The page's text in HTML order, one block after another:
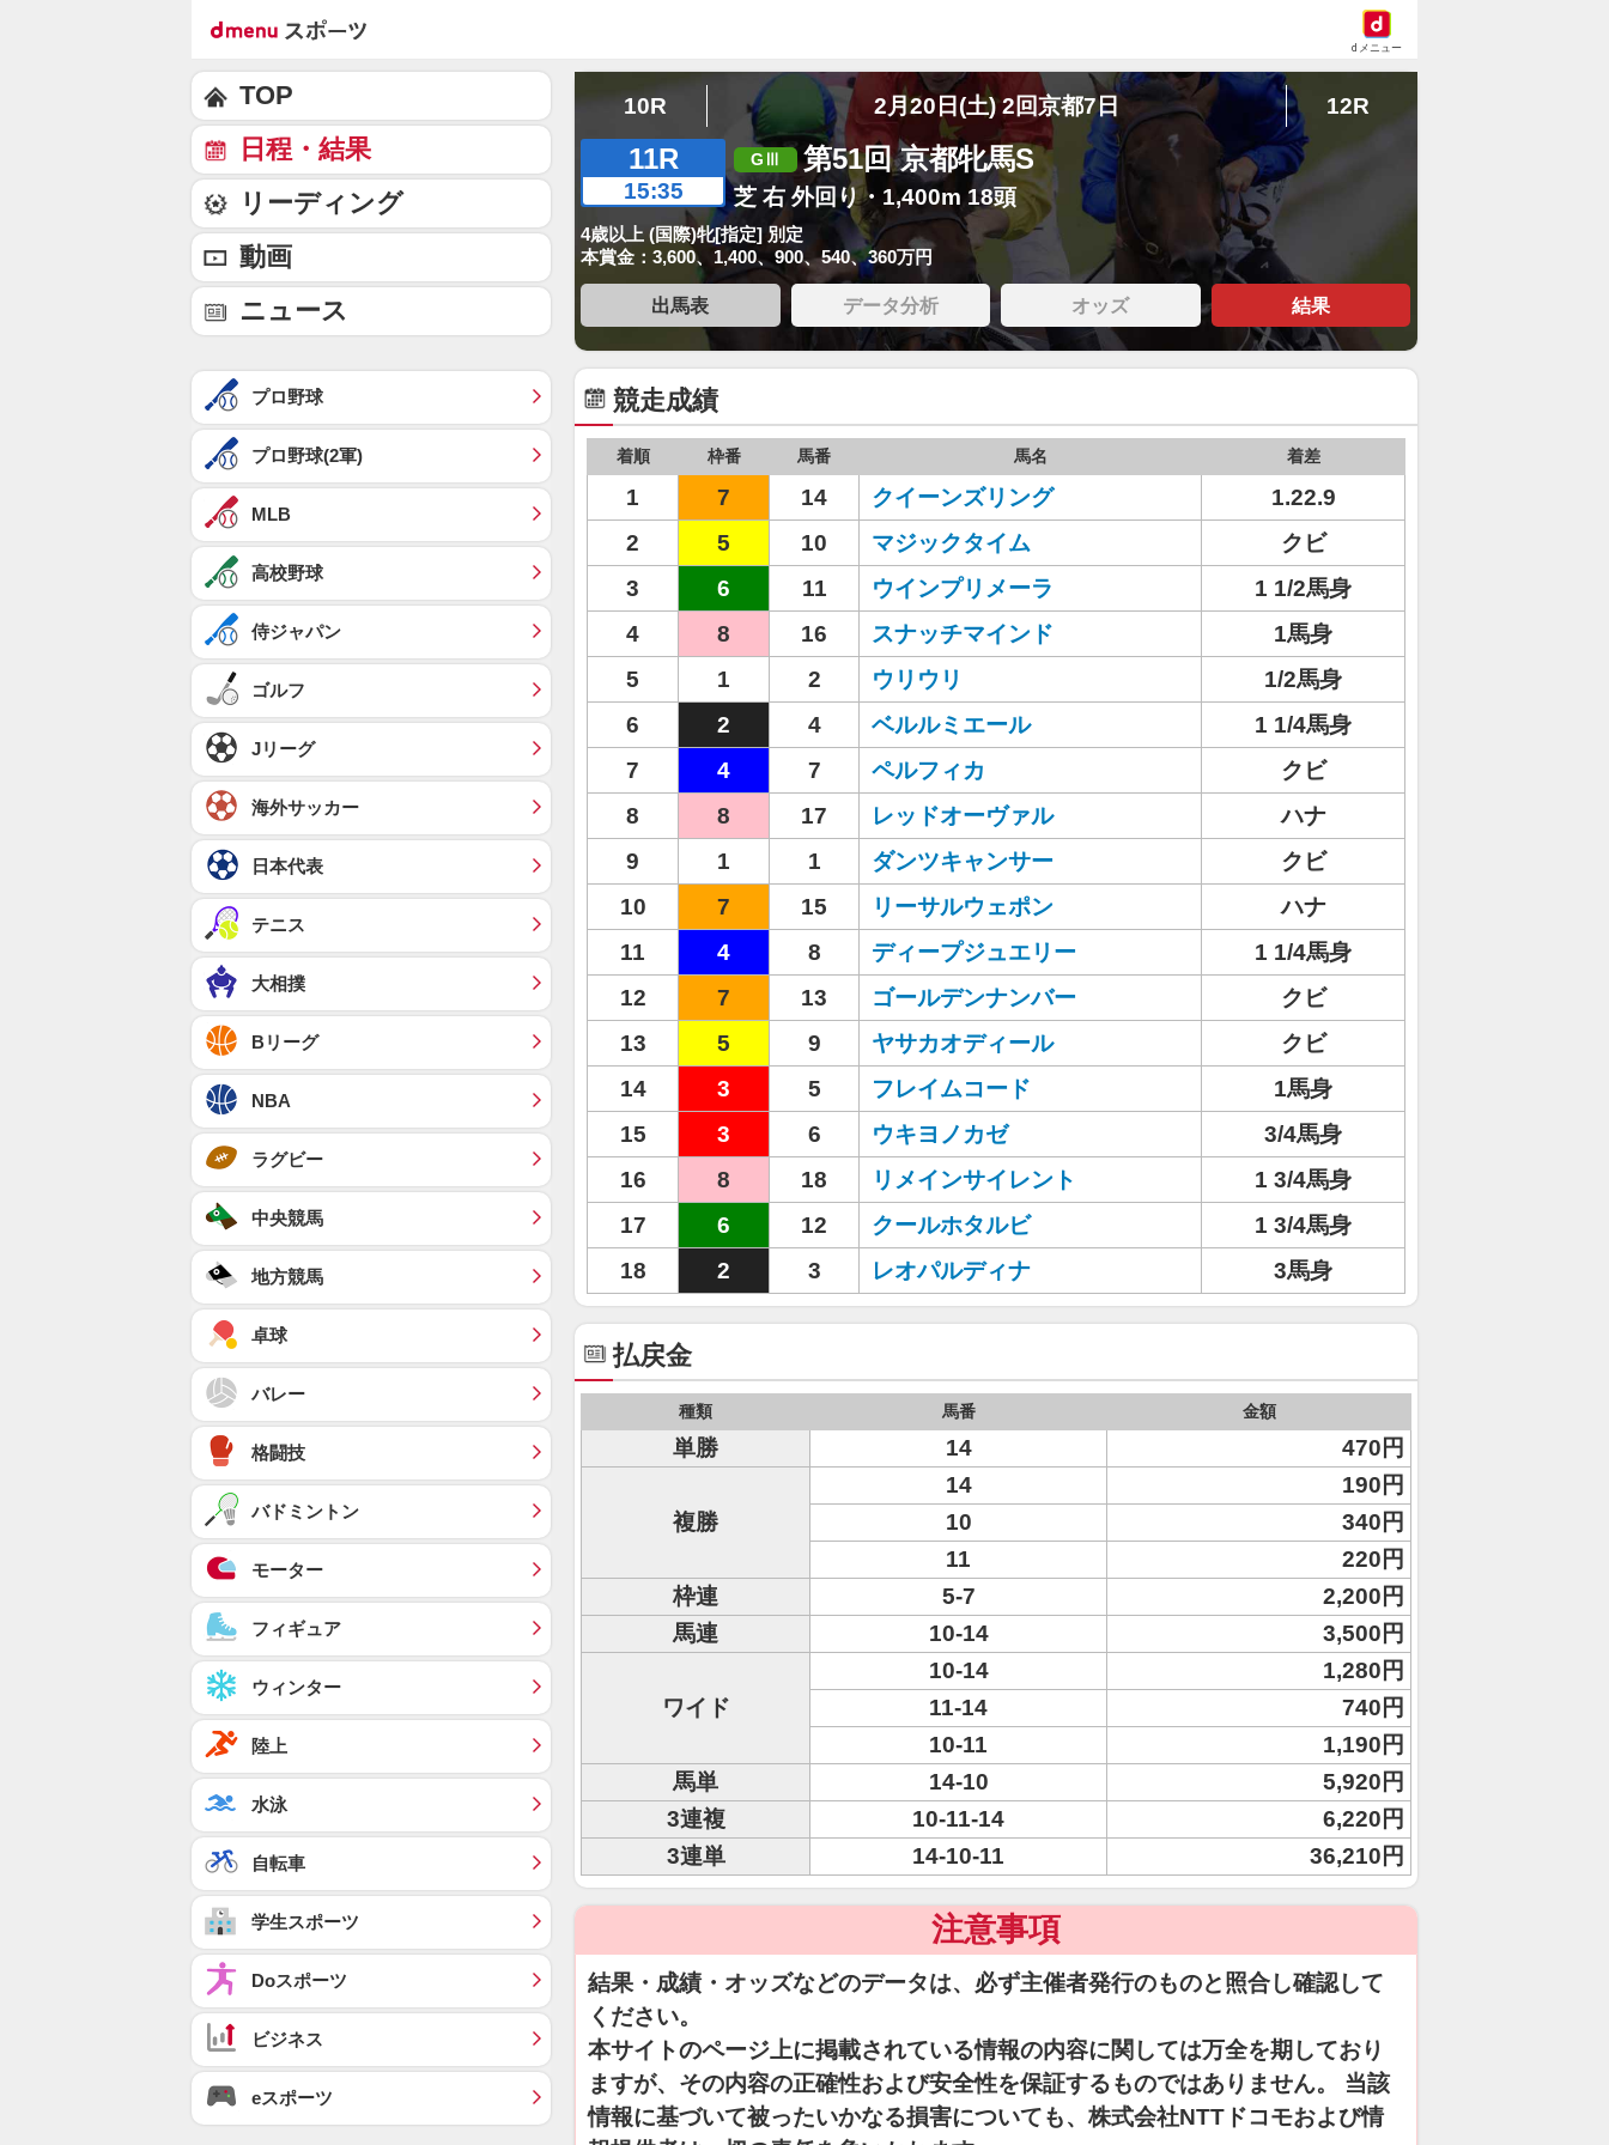
dメニュー
10R 2月20日(土) 2回京都7日 12R
11R
15:35
第51回 京都牝馬S
芝 右 外回り・1,400m 18頭
4歳以上 (国際)牝[指定] 別定
本賞金：3,600、1,400、900、540、360万円
出馬表 データ分析 オッズ 結果
競走成績
着順 枠番 馬番 馬名 着差
1 7 14 クイーンズリング
1.22.9
2
5 10 マジックタイム
クビ
3
6 11 ウインプリメーラ
1 1/2馬身
4
8 16 スナッチマインド
1馬身
5
1 2 ウリウリ
1/2馬身
6
2 4 ベルルミエール
1 1/4馬身
7
4 7 ペルフィカ
クビ
8
8 17 レッドオーヴァル
ハナ
9
1 1 ダンツキャンサー
クビ
10
7 15 リーサルウェポン
ハナ
11
4 8 ディープジュエリー
1 1/4馬身
12
7 13 ゴールデンナンバー
クビ
13
5 9 ヤサカオディール
クビ
14
3 5 フレイムコード
1馬身
15
3 6 ウキヨノカゼ
3/4馬身
16
8 18 リメインサイレント
1 3/4馬身
17
6 12 クールホタルビ
1 3/4馬身
18
2 3 レオパルディナ 3馬身
払戻金
種類 馬番 金額
単勝 14 470円
複勝
14
190円
10
340円
11
220円
枠連
5-7
2,200円
馬連
10-14 3,500円
ワイド
10-14
1,280円
11-14
740円
10-11
1,190円
馬単
14-10
5,920円
3連複
10-11-14
6,220円
3連単
14-10-11 36,210円
注意事項
結果・成績・オッズなどのデータは、必ず主催者発行のものと照合し確認して
ください。
本サイトのページ上に掲載されている情報の内容に関しては万全を期しており
ますが、その内容の正確性および安全性を保証するものではありません。 当該
情報に基づいて被ったいかなる損害についても、株式会社NTTドコモおよび情
TOP
日程・結果
リーディング
動画
ニュース
プロ野球
プロ野球(2軍)
MLB
高校野球
侍ジャパン
ゴルフ
Jリーグ
海外サッカー
日本代表
テニス
大相撲
Bリーグ
NBA
ラグビー
中央競馬
地方競馬
卓球
バレー
格闘技
バドミントン
モーター
フィギュア
ウィンター
陸上
水泳
自転車
学生スポーツ
Doスポーツ
ビジネス
eスポーツ